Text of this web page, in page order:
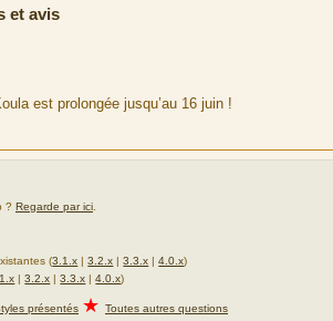
et avis
est prolongée jusqu’au 16 juin !
? Regarde par ici
(3.1.x |3.2.x |3.3.x |4.0.x)
|3.2.x |3.3.x |4.0.x)
présentés ★ Toutes autres questions